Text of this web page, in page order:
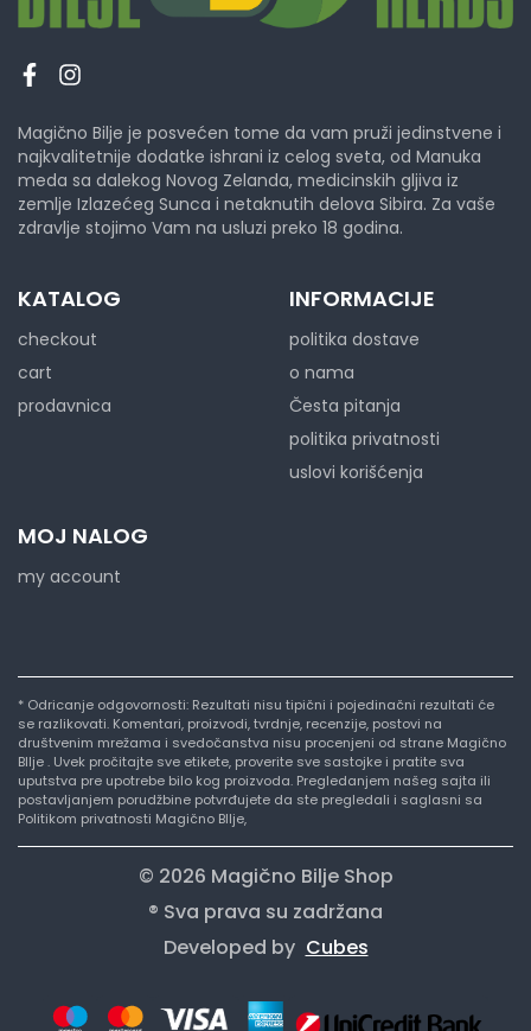
Magično Bilje je posvećen tome da vam pruži jedinstvene i
najkvalitetnije dodatke ishrani iz celog sveta, od Manuka
meda sa dalekog Novog Zelanda, medicinskih gljiva iz
zemlje Izlazećeg Sunca i netaknutih delova Sibira. Za vaše
zdravlje stojimo Vam na usluzi preko 18 godina.
KATALOG
checkout
cart
prodavnica
INFORMACIJE
politika dostave
o nama
Česta pitanja
politika privatnosti
uslovi korišćenja
MOJ NALOG
my account
* Odricanje odgovornosti: Rezultati nisu tipični i pojedinačni rezultati će
se razlikovati. Komentari, proizvodi, tvrdnje, recenzije, postovi na
društvenim mrežama i svedočanstva nisu procenjeni od strane Magično
BIlje . Uvek pročitajte sve etikete, proverite sve sastojke i pratite sva
uputstva pre upotrebe bilo kog proizvoda. Pregledanjem našeg sajta ili
postavljanjem porudžbine potvrđujete da ste pregledali i saglasni sa
Politikom privatnosti Magično BIlje,
© 2026 Magično Bilje Shop
® Sva prava su zadržana
Developed by Cubes